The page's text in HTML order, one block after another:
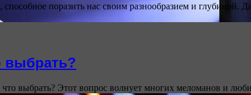
поразить нас своим разнообразием и глубиной.
выбрать?
выбрать? Этот вопрос волнует многих меломанов и